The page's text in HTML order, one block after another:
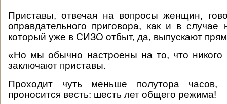
Приставы, отвечая на вопросы женщин,
оправдательного приговора, как и в случае
который уже в СИЗО отбыт, да, выпускают
«Но мы обычно настроены на то, что
заключают приставы.
Проходит чуть меньше полутора часов,
проносится весть: шесть лет общего режима!